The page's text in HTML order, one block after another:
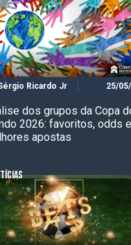
com
da
Ricardo Jr 25/
dos grupos da Copa
2026: favoritos, odds e
apostas